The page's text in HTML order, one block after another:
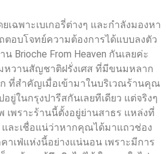
ฉพาะเบเกอรี่ต่างๆ และกำลังมองหา
ตอบโจทย์ความต้องการได้แบบลงตัว
Brioche From Heaven กันเลยค่ะ
หวานสัญชาติฝรั่งเศส ที่มีขนมหลาก
ที่สำคัญเมื่อเข้ามาในบริเวณร้านคุณ
ยู่ในกรุงปารีสกันเลยทีเดียว แต่จริงๆ
เพราะร้านนี้ตั้งอยู่ย่านสาธร แหล่งที่
ละเชื่อแน่ว่าหากคุณได้มาแถวช่อง
าเฟ่แห่งนี้อย่างแน่นอน เพราะมีการ